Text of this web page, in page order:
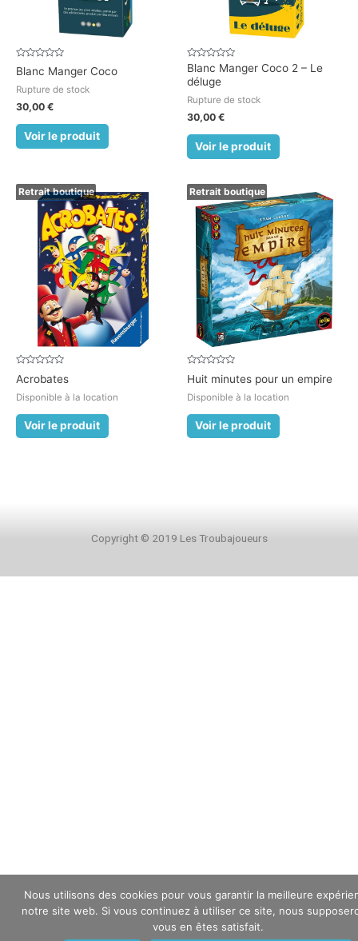
Note
0
5
Blanc Manger Coco
Rupture de stock
30,00 €
Voir le produit
Note
0
sur
Blanc Manger Coco 2 – Le
déluge
Rupture de stock
30,00 €
Voir le produit
Retrait boutique
Note
0
5
Acrobates
Disponible à la location
Voir le produit
Retrait boutique
Note
0
5
Huit minutes pour un empire
Disponible à la location
Voir le produit
Copyright © 2019 Les Troubajoueurs
Nous utilisons des cookies pour vous garantir la meilleure
notre site web. Si vous continuez à utiliser ce site, nous
vous en êtes satisfait.